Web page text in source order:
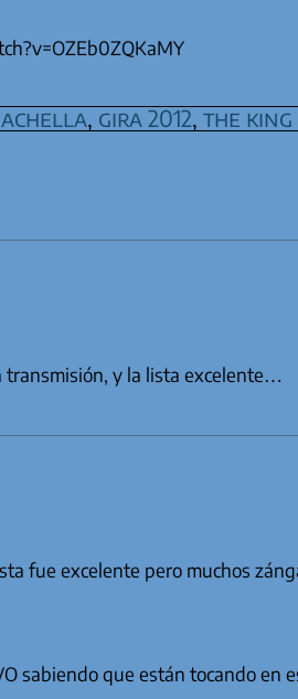
, gira 2012, the
transmisión, y la lista excelente…
fue excelente pero muchos
sabiendo que están tocando en